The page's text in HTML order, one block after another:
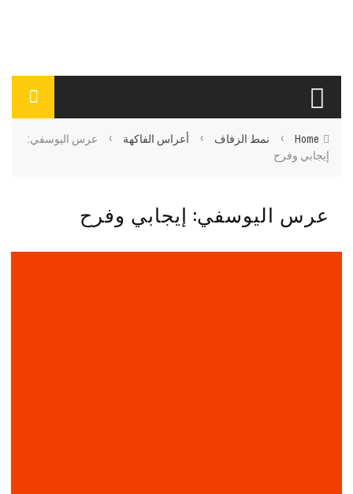
Home
› نمط الزفاف › أعراس الفاكهة ›
عرس اليوسفي:
إيجابي وفرح
عرس اليوسفي: إيجابي وفرح